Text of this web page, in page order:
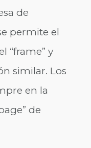
de
permite el
“frame” y
similar. Los
en la
de